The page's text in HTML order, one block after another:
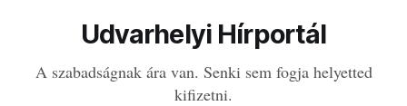
Udvarhelyi Hírportál
A szabadságnak ára van. Senki sem fogja helyetted
kifizetni.